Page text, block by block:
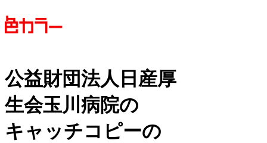
公益財団法人日産厚
生会玉川病院の
キャッチコピーの